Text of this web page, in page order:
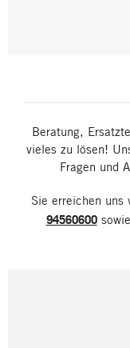
Beratung,
vieles zu lösen!
Fragen und
Sie erreichen uns
94560600